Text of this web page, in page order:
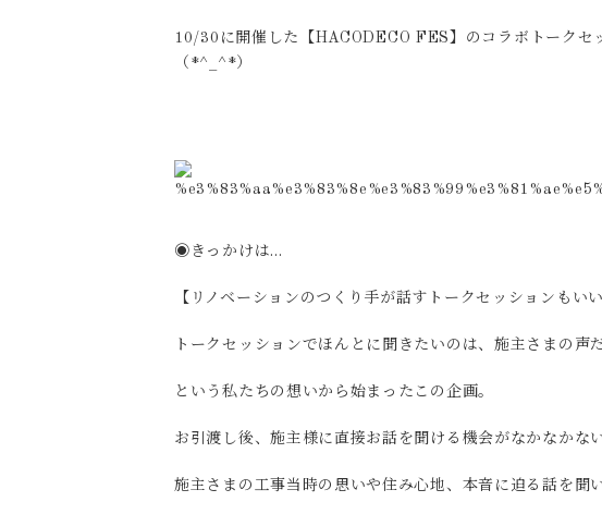
10/30に開催した【HACODECO FES】のコラボトークセ
（*^_^*）
◉きっかけは…
【リノベーションのつくり手が話すトークセッションもいい
トークセッションでほんとに聞きたいのは、施主さまの声
という私たちの想いから始まったこの企画。
お引渡し後、施主様に直接お話を聞ける機会がなかなかな
施主さまの工事当時の思いや住み心地、本音に迫る話を聞